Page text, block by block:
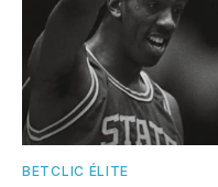
BETCLIC ÉLITE